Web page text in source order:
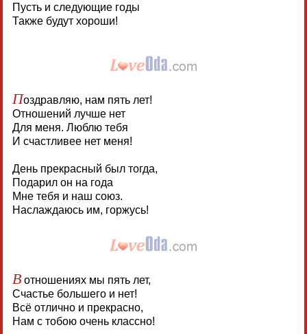
Пусть и следующие годы
Также будут хороши!
Поздравляю, нам пять лет!
Отношений лучше нет
Для меня. Люблю тебя
И счастливее нет меня!
День прекрасный был тогда,
Подарил он на года
Мне тебя и наш союз.
Наслаждаюсь им, горжусь!
Вотношениях мы пять лет,
Счастье большего и нет!
Всё отлично и прекрасно,
Нам с тобою очень классно!